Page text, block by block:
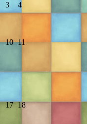
3
4
10 11
17 18